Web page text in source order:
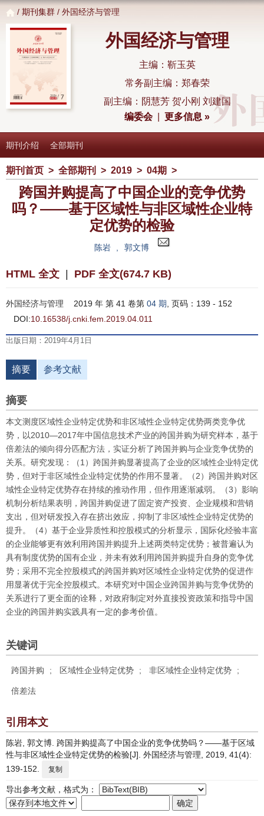
/ 期刊集群 / 外国经济与管理
外国经济与管理
主编：靳玉英
常务副主编：郑春荣
副主编：阴慧芳 贺小刚 刘建国
编委会|更多信息 »
期刊介绍 全部期刊
期刊首页 > 全部期刊 > 2019 > 04期 >
跨国并购提高了中国企业的竞争优势
吗？——基于区域性与非区域性企业特
定优势的检验
陈岩 郭文博
HTML 全文 PDF 全文(674.7 KB)
外国经济与管理 2019 年 第 41 卷第 04 期, 页码：139 - 152
DOI:10.16538/j.cnki.fem.2019.04.011
出版日期：2019年4月1日
摘要 参考文献
摘要
本文测度区域性企业特定优势和非区域性企业特定优势两类竞争优
势，以2010—2017年中国信息技术产业的跨国并购为研究样本，基于
倍差法的倾向得分匹配方法，实证分析了跨国并购与企业竞争优势的
关系。研究发现：（1）跨国并购显著提高了企业的区域性企业特定优
势，但对于非区域性企业特定优势的作用不显著。（2）跨国并购对区
域性企业特定优势存在持续的推动作用，但作用逐渐减弱。（3）影响
机制分析结果表明，跨国并购促进了固定资产投资、企业规模和营销
支出，但对研发投入存在挤出效应，抑制了非区域性企业特定优势的
提升。（4）基于企业异质性和控股模式的分析显示，国际化经验丰富
的企业能够更有效利用跨国并购提升上述两类特定优势；被普遍认为
具有制度优势的国有企业，并未有效利用跨国并购提升自身的竞争优
势；采用不完全控股模式的跨国并购对区域性企业特定优势的促进作
用显著优于完全控股模式。本研究对中国企业跨国并购与竞争优势的
关系进行了更全面的诠释，对政府制定对外直接投资政策和指导中国
企业的跨国并购实践具有一定的参考价值。
关键词
跨国并购 ; 区域性企业特定优势 ; 非区域性企业特定优势 ;
倍差法
引用本文
陈岩, 郭文博. 跨国并购提高了中国企业的竞争优势吗？——基于区域
性与非区域性企业特定优势的检验[J]. 外国经济与管理, 2019, 41(4):
139-152.
复制
导出参考文献，格式为：